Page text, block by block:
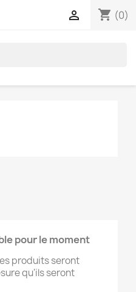
shopping_cart (0)

pour le moment
produits seront
qu'ils seront